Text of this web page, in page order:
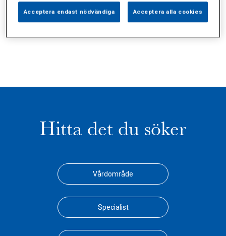
Vårdgivare (1)
Hitta det du söker
Vårdområde
Specialist
Acceptera endast nödvändiga Acceptera alla cookies